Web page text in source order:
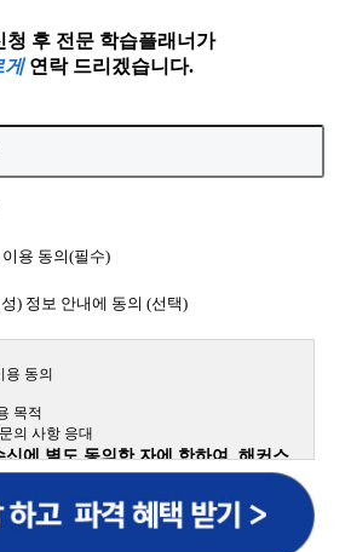
청 후 전문 학습플래너가
게연락 드리겠습니다.
용 동의(필수)
) 정보 안내에 동의 (선택)
동의
목적
의 사항 응대
에 별도 동의한 자에 한하여 해커스
비롯한 해커스 교육그룹의 새로운 서
벤트, 최신 정보 안내 등 신청자의 취
서비스를 제공하기 위함.